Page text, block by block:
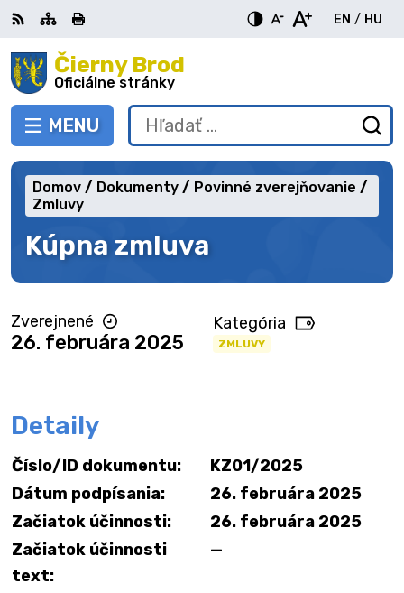
Preskočiť
na
obsah Čierny Brod
Oficiálne stránky
PREPNÚŤ
MENU
RSS MapaTlačiť
EN
English
/ HU
Hľadať:
Kúpna zmluva
Domov Dokumenty
Povinné zverejňovanie
Zmluvy
Zverejnené
26. februára 2025
Kategória
ZMLUVY
Detaily
Číslo/ID dokumentu:
KZ01/2025
Dátum podpísania:
26. februára 2025
Začiatok účinnosti:
26. februára 2025
Začiatok účinnosti
text:
—